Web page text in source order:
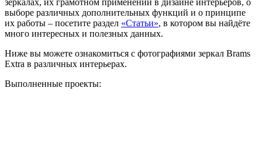
выборе различных дополнительных функций и о принципе
их работы – посетите раздел «Статьи», в котором вы найдёте
много интересных и полезных данных.
Ниже вы можете ознакомиться с фотографиями зеркал Brams
Extra в различных интерьерах.
Выполненные проекты: